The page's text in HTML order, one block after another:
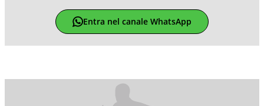
Entra nel canale WhatsApp